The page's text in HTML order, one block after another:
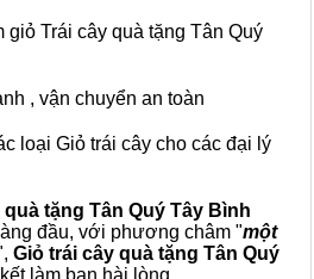
Trái cây quà tặng Tân Quý
, vận chuyển an toàn
loại Giỏ trái cây cho các đại lý
tặng Tân Quý Tây Bình
đầu, với phương châm "một
Giỏ trái cây quà tặng Tân Quý
làm bạn hài lòng.